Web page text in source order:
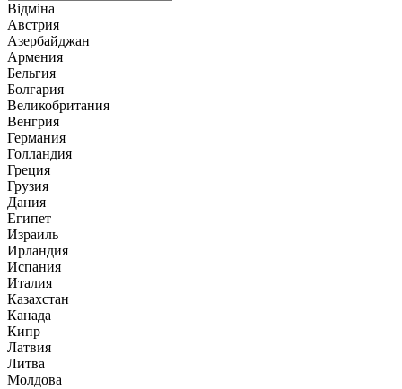
Відміна
Австрия
Азербайджан
Армения
Бельгия
Болгария
Великобритания
Венгрия
Германия
Голландия
Греция
Грузия
Дания
Египет
Израиль
Ирландия
Испания
Италия
Казахстан
Канада
Кипр
Латвия
Литва
Молдова